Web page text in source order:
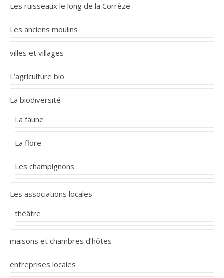
Les ruisseaux le long de la Corrèze
Les anciens moulins
villes et villages
L’agriculture bio
La biodiversité
La faune
La flore
Les champignons
Les associations locales
théâtre
maisons et chambres d’hôtes
entreprises locales